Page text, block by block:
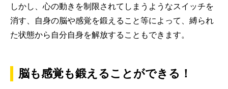
しかし、心の動きを制限されてしまうようなスイッチを
消す、自身の脳や感覚を鍛えること等によって、縛られ
た状態から自分自身を解放することもできます。
脳も感覚も鍛えることができる！